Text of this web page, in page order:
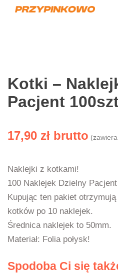
Kotki –
Pacjent
17,90 zł
Naklejki z kotkami!
100 Naklejek Dzielny Pacjent
Kupując ten pakiet
kotków po 10 naklejek.
Średnica naklejek to 50mm.
Materiał: Folia połysk!
Spodoba Ci się